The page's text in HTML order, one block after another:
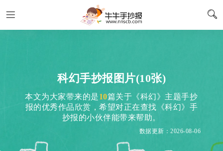
科幻手抄报图片(10张)
本文为大家带来的是10篇关于《科幻》主题手抄
报的优秀作品欣赏，希望对正在查找《科幻》手
抄报的小伙伴能带来帮助。
数据更新：2026-08-06